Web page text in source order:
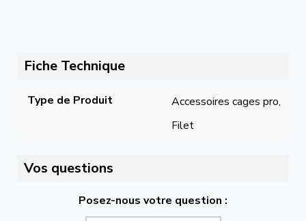
Fiche Technique
Type de Produit
Accessoires cages pro,
Filet
Vos questions
Posez-nous votre question :